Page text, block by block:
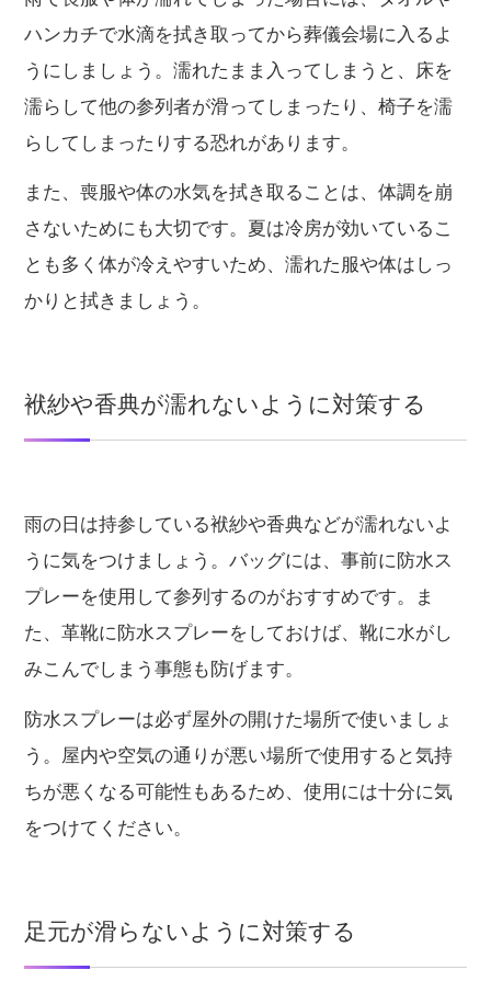
ハンカチで水滴を拭き取ってから葬儀会場に入るよ
うにしましょう。濡れたまま入ってしまうと、床を
濡らして他の参列者が滑ってしまったり、椅子を濡
らしてしまったりする恐れがあります。
また、喪服や体の水気を拭き取ることは、体調を崩
さないためにも大切です。夏は冷房が効いているこ
とも多く体が冷えやすいため、濡れた服や体はしっ
かりと拭きましょう。
袱紗や香典が濡れないように対策する
雨の日は持参している袱紗や香典などが濡れないよ
うに気をつけましょう。バッグには、事前に防水ス
プレーを使用して参列するのがおすすめです。ま
た、革靴に防水スプレーをしておけば、靴に水がし
みこんでしまう事態も防げます。
防水スプレーは必ず屋外の開けた場所で使いましょ
う。屋内や空気の通りが悪い場所で使用すると気持
ちが悪くなる可能性もあるため、使用には十分に気
をつけてください。
足元が滑らないように対策する